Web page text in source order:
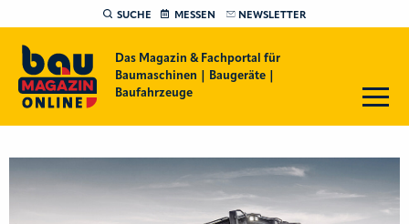
SUCHE MESSEN NEWSLETTER
Das Magazin & Fachportal für
Baumaschinen | Baugeräte |
Baufahrzeuge